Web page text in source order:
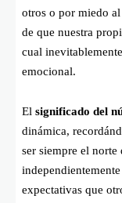
otros o por miedo
de que nuestra
cual
emocional.
El significado del
dinámica,
ser siempre el norte
expectativas que